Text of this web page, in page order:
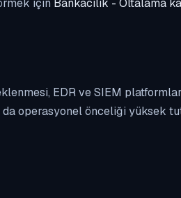
için Bankacılık - Oltalama
EDR ve SIEM
operasyonel önceliği yüksek